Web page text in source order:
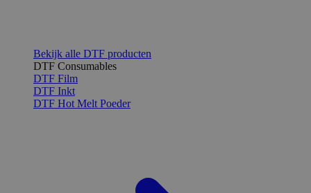
Bekijk alle DTF producten
DTF Consumables
DTF Film
DTF Inkt
DTF Hot Melt Poeder